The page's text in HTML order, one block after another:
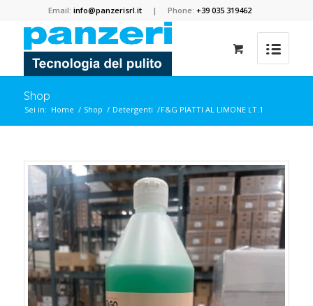
Email:info@panzerisrl.it | Phone:+39 035 319462
Shop
Sei in: Home / Shop / Detergenti /F&G PIATTI AL LIMONE LT.1